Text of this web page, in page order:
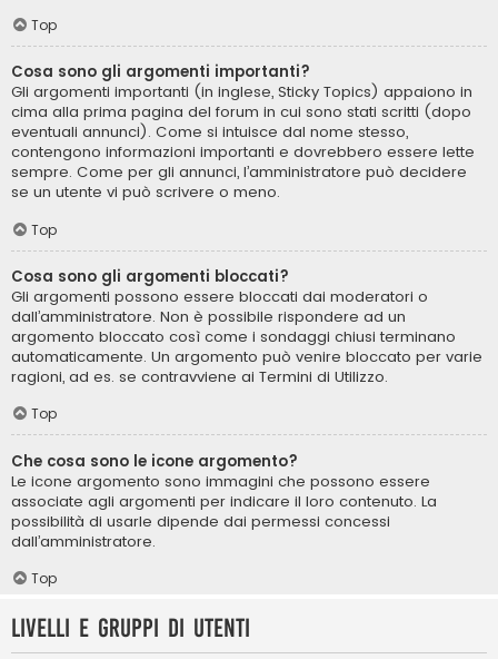
Top
Cosa sono gli argomenti importanti?
Gli argomenti importanti (in inglese, Sticky Topics) appaiono in
cima alla prima pagina del forum in cui sono stati scritti (dopo
eventuali annunci). Come si intuisce dal nome stesso,
contengono informazioni importanti e dovrebbero essere lette
sempre. Come per gli annunci, l’amministratore può decidere
se un utente vi può scrivere o meno.
Top
Cosa sono gli argomenti bloccati?
Gli argomenti possono essere bloccati dai moderatori o
dall’amministratore. Non è possibile rispondere ad un
argomento bloccato così come i sondaggi chiusi terminano
automaticamente. Un argomento può venire bloccato per varie
ragioni, ad es. se contravviene ai Termini di Utilizzo.
Top
Che cosa sono le icone argomento?
Le icone argomento sono immagini che possono essere
associate agli argomenti per indicare il loro contenuto. La
possibilità di usarle dipende dai permessi concessi
dall’amministratore.
Top
Livelli e gruppi di utenti